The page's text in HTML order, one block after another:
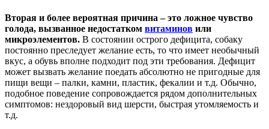
Вторая и более вероятная причина – это ложное чувство
голода, вызванное недостатком витаминов или
микроэлементов. В состоянии острого дефицита, собаку
постоянно преследует желание есть, то что имеет необычный
вкус, а обувь вполне подходит под эти требования. Дефицит
может вызвать желание поедать абсолютно не пригодные для
пищи вещи – палки, камни, пластик, фекалии и т.д. Обычно,
подобное поведение сопровождается рядом дополнительных
симптомов: нездоровый вид шерсти, быстрая утомляемость и
т.д.